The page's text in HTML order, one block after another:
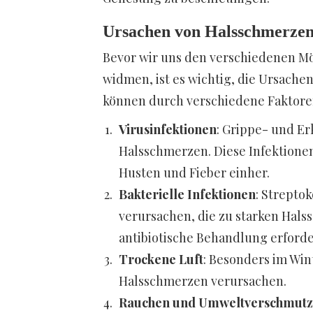
Ursachen von
Bevor wir uns den verschiedenen
widmen, ist es wichtig, die
können durch verschiedene
Virusinfektionen: Grippe- und
Halsschmerzen. Diese
Husten und Fieber einher.
Bakterielle Infektionen:
verursachen, die zu starken
antibiotische Behandlung
Trockene Luft: Besonders im
Halsschmerzen verursachen.
Rauchen und